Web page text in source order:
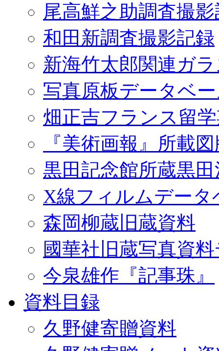
尾高鮮之助調査撮
和田新調査撮影記録
新海竹太郎関連ガ
写真原板データベ
畑正吉フランス留
『美術画報』所載
黒田記念館所蔵黒
X線フィルムデータ
森岡柳蔵旧蔵資料
國華社旧蔵写真資
今泉雄作『記事珠』
資料目録
久野健寄贈資料